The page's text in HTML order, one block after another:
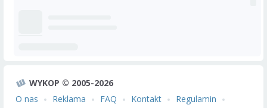
WYKOP © 2005-2026
O nas
Reklama FAQ Kontakt
Regulamin